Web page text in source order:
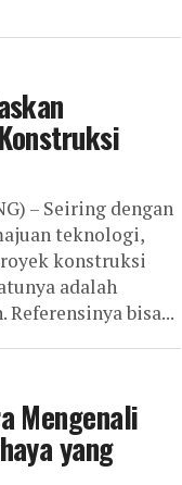
– Seiring dengan
teknologi,
konstruksi
adalah
bisa...
Mengenali
yang